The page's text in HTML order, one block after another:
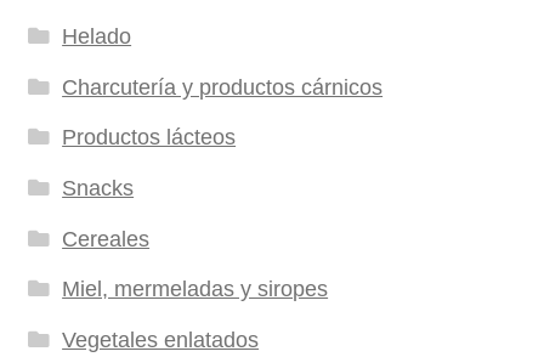
Helado
Charcutería y productos cárnicos
Productos lácteos
Snacks
Cereales
Miel, mermeladas y siropes
Vegetales enlatados